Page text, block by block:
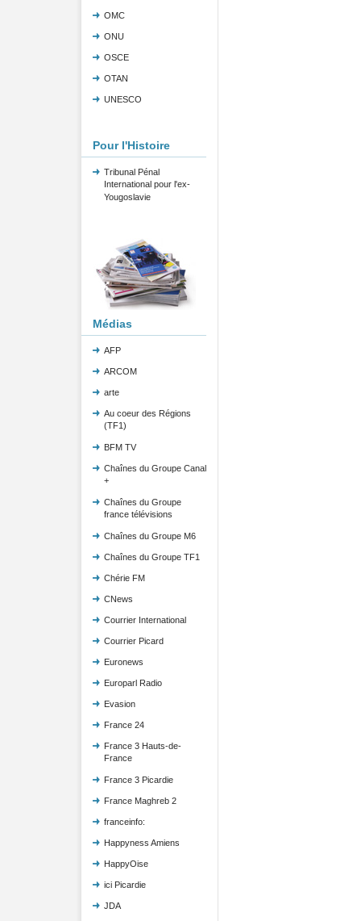
OMC
ONU
OSCE
OTAN
UNESCO
Pour l'Histoire
Tribunal Pénal
International pour l'ex-
Yougoslavie
Médias
AFP
ARCOM
arte
Au coeur des Régions
(TF1)
BFM TV
Chaînes du Groupe Canal
+
Chaînes du Groupe
france télévisions
Chaînes du Groupe M6
Chaînes du Groupe TF1
Chérie FM
CNews
Courrier International
Courrier Picard
Euronews
Europarl Radio
Evasion
France 24
France 3 Hauts-de-
France
France 3 Picardie
France Maghreb 2
franceinfo:
Happyness Amiens
HappyOise
ici Picardie
JDA